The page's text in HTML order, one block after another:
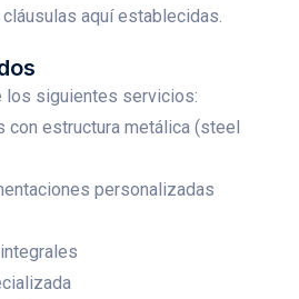
aquí establecidas.
los siguientes servicios:
con estructura metálica (steel
personalizadas